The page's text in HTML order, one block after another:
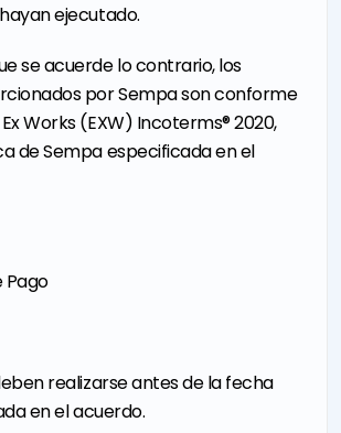
ejecutado.
se acuerde lo contrario, los
por Sempa son conforme
Works (EXW) Incoterms® 2020,
de Sempa especificada en el
Pago
realizarse antes de la fecha
en el acuerdo.